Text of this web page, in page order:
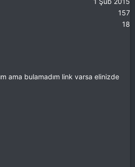
157
18
ama bulamadım link varsa elinizde